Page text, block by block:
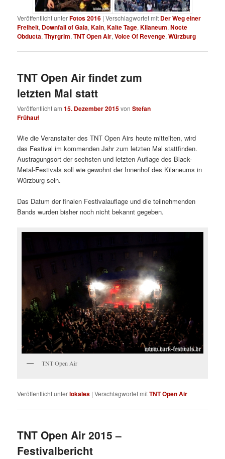
Veröffentlicht unterFotos 2016 |Verschlagwortet mit Der Weg einer
Freiheit, Downfall of Gaia,Kain,Kalte Tage,Kilaneum,Nocte
Obducta,Thyrgrim,TNT Open Air,Voice Of Revenge,Würzburg
TNT Open Air findet zum
letzten Mal statt
Veröffentlicht am15. Dezember 2015vonStefan
Frühauf
Wie die Veranstalter des TNT Open Airs heute mitteilten, wird
das Festival im kommenden Jahr zum letzten Mal stattfinden.
Austragungsort der sechsten und letzten Auflage des Black-
Metal-Festivals soll wie gewohnt der Innenhof des Kilaneums in
Würzburg sein.
Das Datum der finalen Festivalauflage und die teilnehmenden
Bands wurden bisher noch nicht bekannt gegeben.
TNT Open Air
Veröffentlicht unterlokales |Verschlagwortet mitTNT Open Air
TNT Open Air 2015 –
Festivalbericht